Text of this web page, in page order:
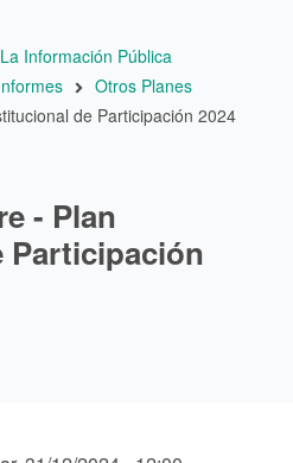
Información Pública
Otros Planes
de Participación 2024
- Plan